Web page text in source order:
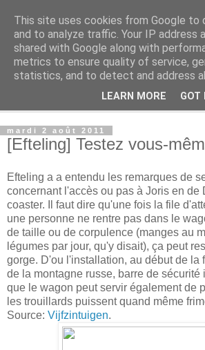
Rue Efteling
Le blog francophone non officiel dédié
mardi 2 août 2011
[Efteling] Testez vous-
Efteling a a entendu les remarques de
concernant l'accès ou pas à Joris en de
coaster. Il faut dire qu'une fois la file
une personne ne rentre pas dans le
de taille ou de corpulence (manges au
légumes par jour, qu'y disait), ça peut
gorge. D'ou l'installation, au début de la
de la montagne russe, barre de sécurité
que le wagon peut servir également de
les trouillards puissent quand même
Source: Vijfzintuigen.
This site uses cookies from Google to
and to analyze traffic. Your IP address
shared with Google along with
metrics to ensure quality of service,
statistics, and to detect and address
LEARN MORE GOT